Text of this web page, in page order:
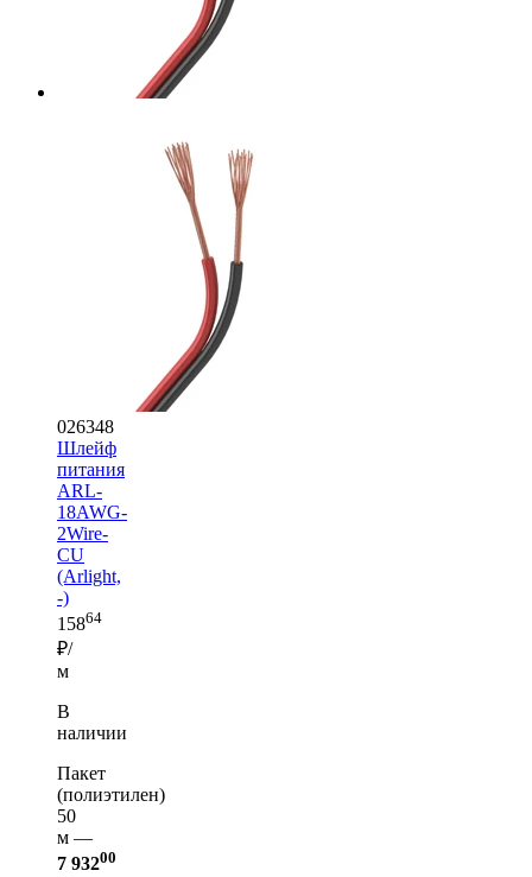
026348
Шлейф
питания
ARL-
18AWG-
2Wire-
CU
(Arlight,
-)
15864
₽/
м
В
наличии
Пакет
(полиэтилен)
50
м —
7 93200